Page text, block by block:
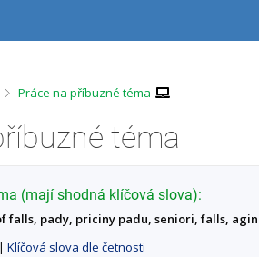
>
Práce na příbuzné téma
téma
(mají shodná klíčová slova):
falls, pady, priciny padu, seniori, falls,
| Klíčová slova dle četnosti